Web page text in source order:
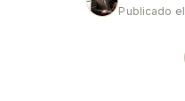
Publicado el